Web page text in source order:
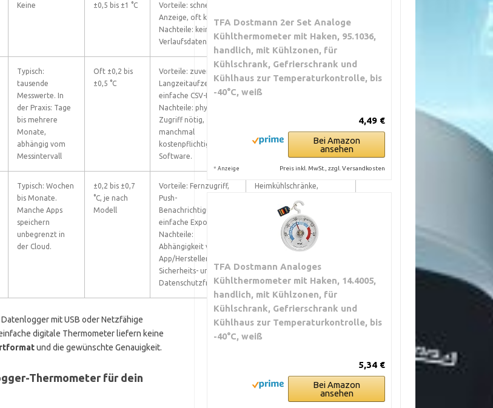
Keine ±0,5 bis ±1 °C
Vorteile: schnelle
Anzeige, oft kompakt.
Nachteile: keine
Verlaufsdaten.
Stichproben, Koch- und
Typisch:
tausende
Messwerte. In
der Praxis: Tage
bis mehrere
Monate,
abhängig vom
Messintervall
Oft ±0,2 bis
±0,5 °C
Vorteile: zuverlässige
Langzeitaufzeichnung,
einfache CSV-Exporte.
Nachteile: physischer
Zugriff nötig,
manchmal
kostenpflichtige
Software.
Lebensmittelüberwachung,
Pharma, Labor,
Transportüberwachung
Typisch: Wochen
bis Monate.
Manche Apps
speichern
unbegrenzt in
der Cloud.
±0,2 bis ±0,7
°C, je nach
Modell
Vorteile: Fernzugriff,
Push-
Benachrichtigungen,
einfache Exporte.
Nachteile:
Abhängigkeit von
App/Hersteller,
Sicherheits- und
Datenschutzfragen.
Heimkühlschränke,
Überwachung von
Kühllagern
mit USB oder Netzfähige
digitale Thermometer liefern keine
und die gewünschte Genauigkeit.
Thermometer für dein
TFA Dostmann 2er Set Analoge
Kühlthermometer mit Haken, 95.1036,
handlich, mit Kühlzonen, für
Kühlschrank, Gefrierschrank und
Kühlhaus zur Temperaturkontrolle, bis
-40°C, weiß
4,49 €
Bei Amazon
ansehen
* Anzeige Preis inkl. MwSt., zzgl. Versandkosten
TFA Dostmann Analoges
Kühlthermometer mit Haken, 14.4005,
handlich, mit Kühlzonen, für
Kühlschrank, Gefrierschrank und
Kühlhaus zur Temperaturkontrolle, bis
-40°C, weiß
5,34 €
Bei Amazon
ansehen